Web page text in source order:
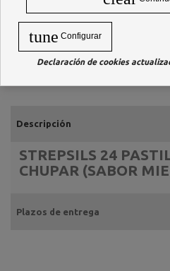
Descripción
STREPSILS 24
CHUPAR (SABOR
Plazos de entrega
tune Configurar
Declaración de cookies